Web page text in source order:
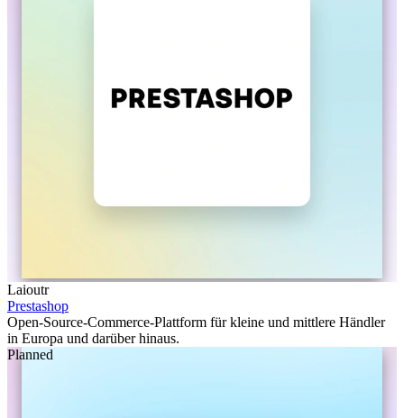
Laioutr
Prestashop
Open-Source-Commerce-Plattform für kleine und mittlere Händler
in Europa und darüber hinaus.
Planned